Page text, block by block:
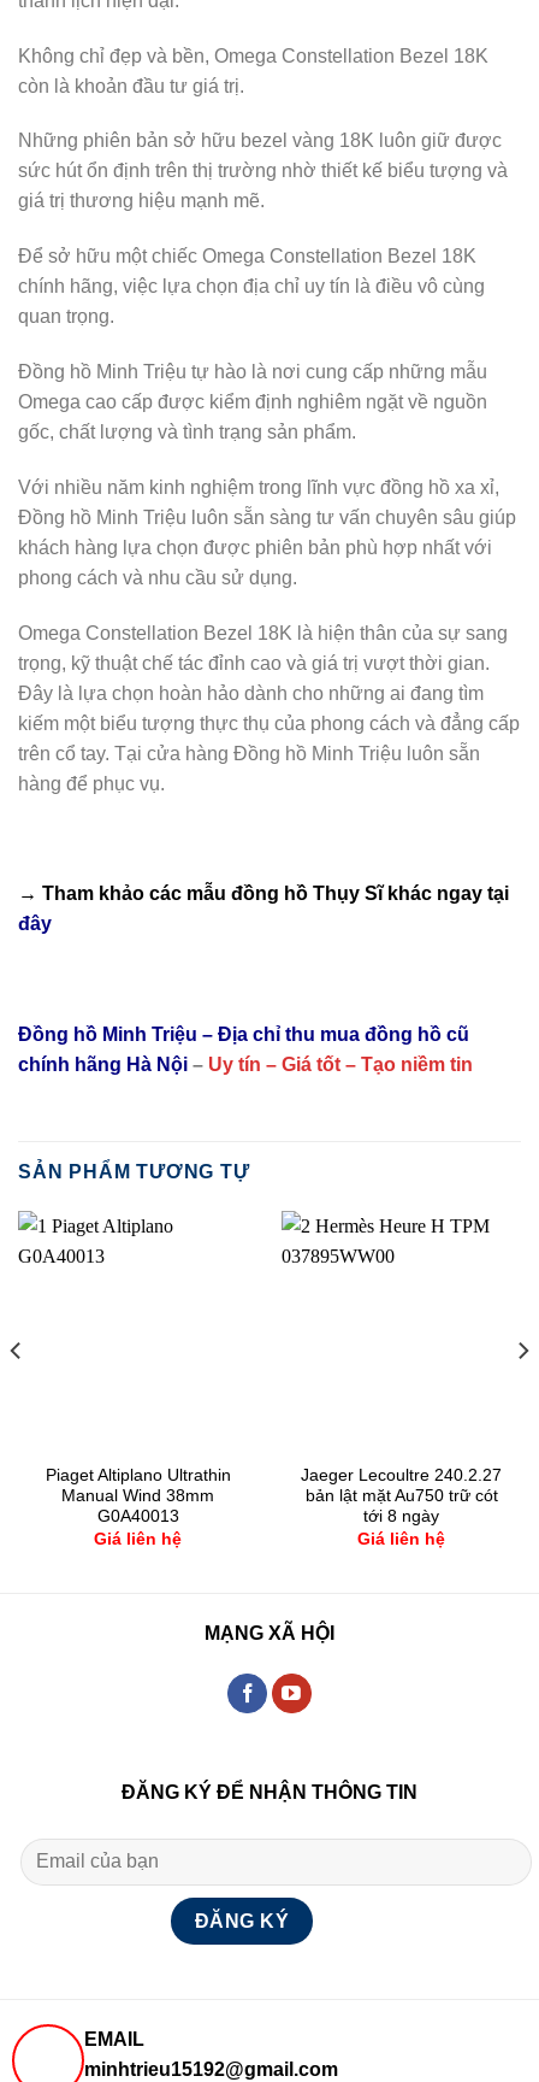
Không chỉ đẹp và bền, Omega Constellation Bezel 18K
còn là khoản đầu tư giá trị.
Những phiên bản sở hữu bezel vàng 18K luôn giữ được
sức hút ổn định trên thị trường nhờ thiết kế biểu tượng và
giá trị thương hiệu mạnh mẽ.
Để sở hữu một chiếc Omega Constellation Bezel 18K
chính hãng, việc lựa chọn địa chỉ uy tín là điều vô cùng
quan trọng.
Đồng hồ Minh Triệu tự hào là nơi cung cấp những mẫu
Omega cao cấp được kiểm định nghiêm ngặt về nguồn
gốc, chất lượng và tình trạng sản phẩm.
Với nhiều năm kinh nghiệm trong lĩnh vực đồng hồ xa xỉ,
Đồng hồ Minh Triệu luôn sẵn sàng tư vấn chuyên sâu giúp
khách hàng lựa chọn được phiên bản phù hợp nhất với
phong cách và nhu cầu sử dụng.
Omega Constellation Bezel 18K là hiện thân của sự sang
trọng, kỹ thuật chế tác đỉnh cao và giá trị vượt thời gian.
Đây là lựa chọn hoàn hảo dành cho những ai đang tìm
kiếm một biểu tượng thực thụ của phong cách và đẳng cấp
trên cổ tay. Tại cửa hàng Đồng hồ Minh Triệu luôn sẵn
hàng để phục vụ.
→ Tham khảo các mẫu đồng hồ Thụy Sĩkhác ngay tại
đây
Đồng hồ Minh Triệu – Địa chỉ thu mua đồng hồ cũ
chính hãng Hà Nội – Uy tín – Giá tốt – Tạo niềm tin
SẢN PHẨM TƯƠNG TỰ
Piaget Altiplano Ultrathin
Manual Wind 38mm
G0A40013
Giá liên hệ
Jaeger Lecoultre 240.2.27
bản lật mặt Au750 trữ cót
tới 8 ngày
Giá liên hệ
MẠNG XÃ HỘI
ĐĂNG KÝ ĐỂ NHẬN THÔNG TIN
EMAIL
minhtrieu15192@gmail.com